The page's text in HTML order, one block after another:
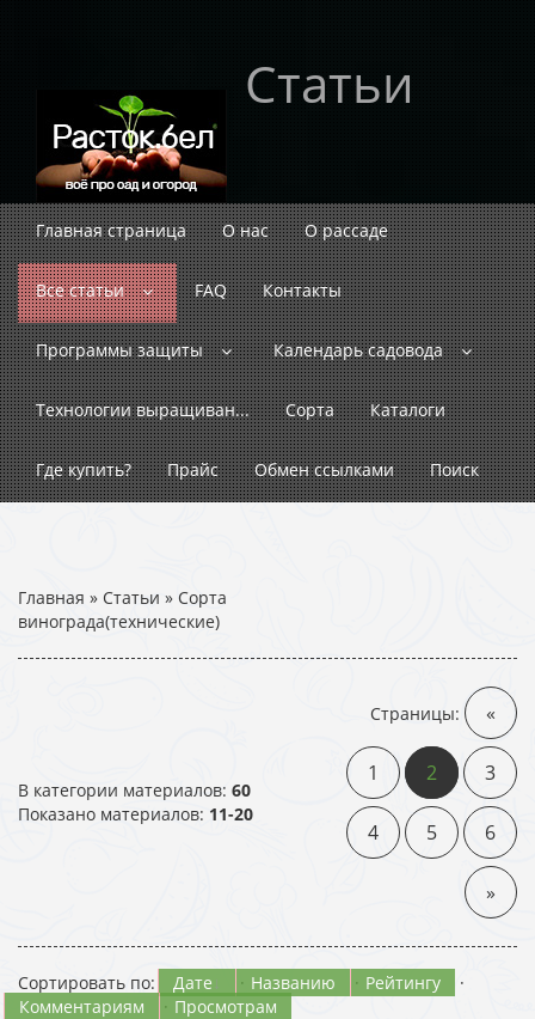
Статьи
Главная страница О нас О рассаде
Все статьи FAQ Контакты
Программы защиты Календарь садовода
Технологии выращиван... Сорта Каталоги
Где купить? Прайс Обмен ссылками Поиск
Главная » Статьи » Сорта
винограда(технические)
В категории материалов: 60
Показано материалов: 11-20
Страницы: «
1 2 3
4 5 6
»
Сортировать по: Дате · Названию · Рейтингу
·
Комментариям
· Просмотрам